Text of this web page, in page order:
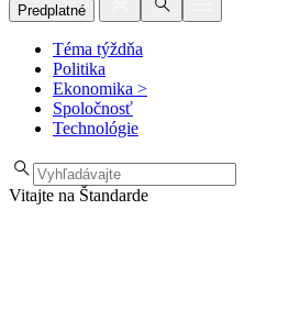
Predplatné
Téma týždňa
Politika
Ekonomika >
Spoločnosť
Technológie
Vitajte na Štandarde